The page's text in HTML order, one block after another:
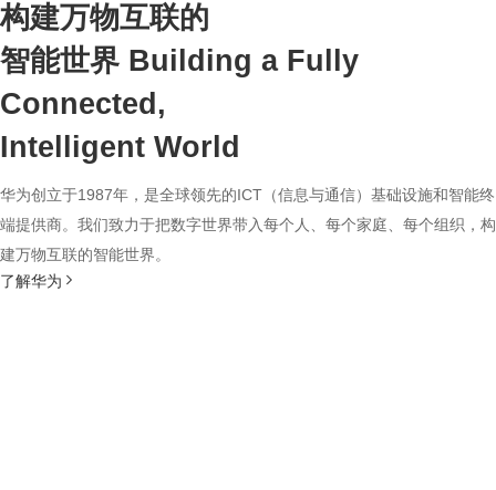
构建万物互联的
智能世界 Building a Fully
Connected,
Intelligent World
华为创立于1987年，是全球领先的ICT（信息与通信）基础设施和智能终
端提供商。我们致力于把数字世界带入每个人、每个家庭、每个组织，构
建万物互联的智能世界。
了解华为